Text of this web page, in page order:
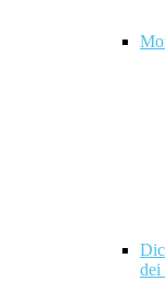
dei